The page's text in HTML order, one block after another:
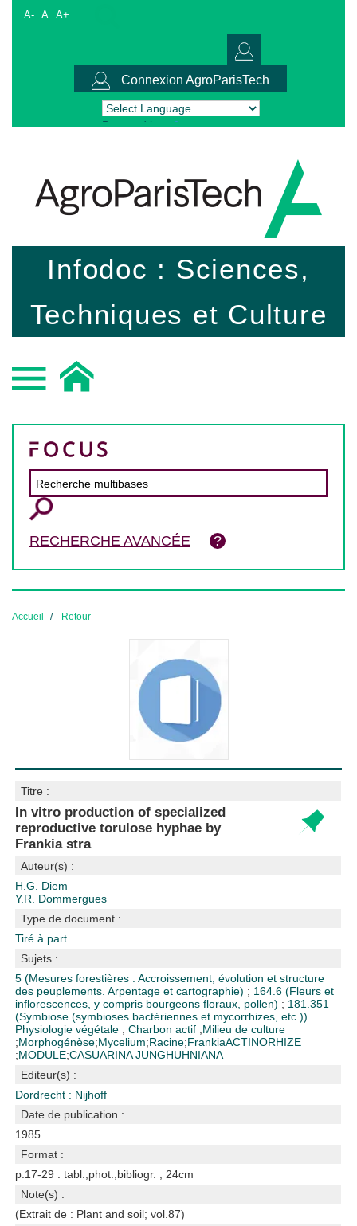
A- A A+
Connexion AgroParisTech
Powered by Translate
Infodoc : Sciences,
Techniques et Culture
RECHERCHE AVANCÉE
Accueil Retour
Titre :
In vitro production of specialized
reproductive torulose hyphae by
Frankia stra
Auteur(s) :
H.G. Diem
Y.R. Dommergues
Type de document :
Tiré à part
Sujets :
5 (Mesures forestières : Accroissement, évolution et structure
des peuplements. Arpentage et cartographie) ; 164.6 (Fleurs et
inflorescences, y compris bourgeons floraux, pollen) ; 181.351
(Symbiose (symbioses bactériennes et mycorrhizes, etc.))
Physiologie végétale ;Charbon actif ;Milieu de culture
;Morphogénèse;Mycelium;Racine;FrankiaACTINORHIZE
;MODULE;CASUARINA JUNGHUHNIANA
Editeur(s) :
Dordrecht : Nijhoff
Date de publication :
1985
Format :
p.17-29 : tabl.,phot.,bibliogr. ; 24cm
Note(s) :
(Extrait de : Plant and soil; vol.87)